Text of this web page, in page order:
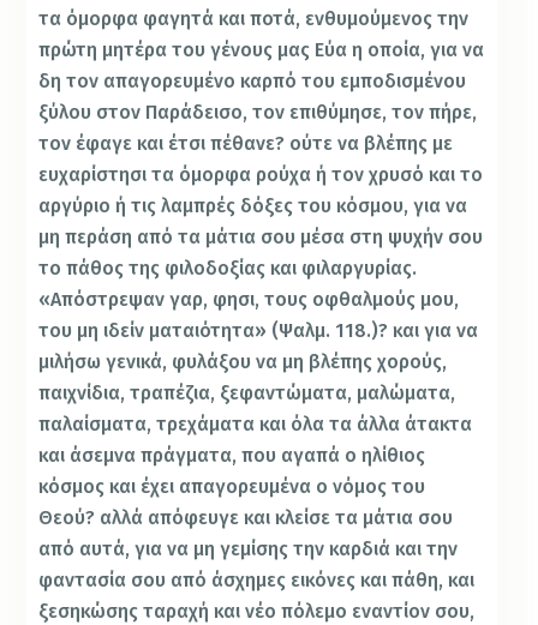
τα όμορφα φαγητά και ποτά, ενθυμούμενος την
πρώτη μητέρα του γένους μας Εύα η οποία, για να
δη τον απαγορευμένο καρπό του εμποδισμένου
ξύλου στον Παράδεισο, τον επιθύμησε, τον πήρε,
τον έφαγε και έτσι πέθανε? ούτε να βλέπης με
ευχαρίστησι τα όμορφα ρούχα ή τον χρυσό και το
αργύριο ή τις λαμπρές δόξες του κόσμου, για να
μη περάση από τα μάτια σου μέσα στη ψυχήν σου
το πάθος της φιλοδοξίας και φιλαργυρίας.
«Απόστρεψαν γαρ, φησι, τους οφθαλμούς μου,
του μη ιδείν ματαιότητα» (Ψαλμ. 118.)? και για να
μιλήσω γενικά, φυλάξου να μη βλέπης χορούς,
παιχνίδια, τραπέζια, ξεφαντώματα, μαλώματα,
παλαίσματα, τρεχάματα και όλα τα άλλα άτακτα
και άσεμνα πράγματα, που αγαπά ο ηλίθιος
κόσμος και έχει απαγορευμένα ο νόμος του
Θεού? αλλά απόφευγε και κλείσε τα μάτια σου
από αυτά, για να μη γεμίσης την καρδιά και την
φαντασία σου από άσχημες εικόνες και πάθη, και
ξεσηκώσης ταραχή και νέο πόλεμο εναντίον σου,